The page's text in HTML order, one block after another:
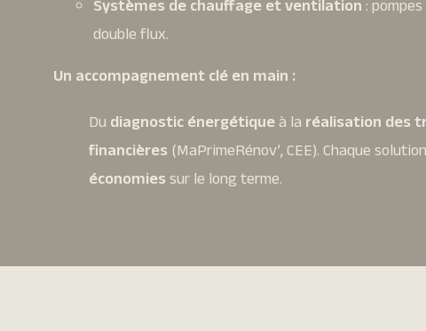
Systèmes de chauffage et ventilation :
double flux.
Un accompagnement clé en main :
Du diagnostic énergétiqueà la réalisation des
financières (MaPrimeRénov’, CEE). Chaque
économies sur le long terme.